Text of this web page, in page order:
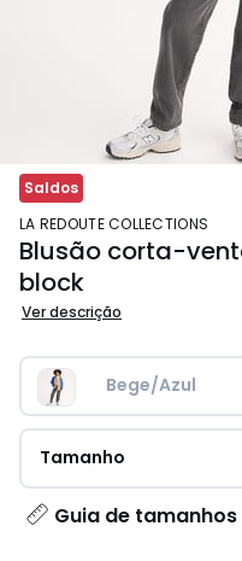
Saldos
LA REDOUTE COLLECTIONS
Blusão corta-
block
Ver descrição
Bege/Azul
Tamanho
Guia de tamanhos